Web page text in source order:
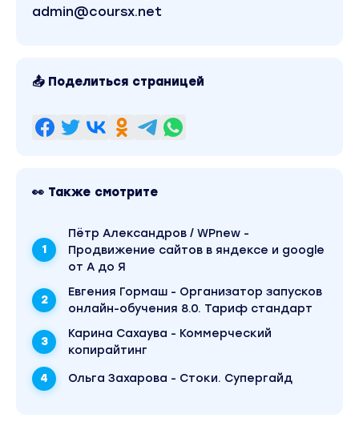
admin@coursx.net
📤 Поделиться страницей
👀 Также смотрите
Пётр Александров / WPnew -
Продвижение сайтов в яндексе и google
от А до Я
Евгения Гормаш - Организатор запусков
онлайн-обучения 8.0. Тариф стандарт
Карина Сахаува - Коммерческий
копирайтинг
Ольга Захарова - Стоки. Супергайд